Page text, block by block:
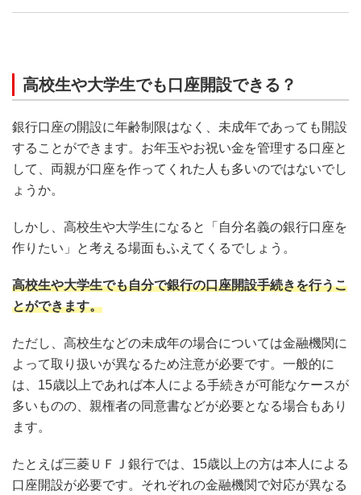
高校生や大学生でも口座開設できる？
銀行口座の開設に年齢制限はなく、未成年であっても開設
することができます。お年玉やお祝い金を管理する口座と
して、両親が口座を作ってくれた人も多いのではないでし
ょうか。
しかし、高校生や大学生になると「自分名義の銀行口座を
作りたい」と考える場面もふえてくるでしょう。
高校生や大学生でも自分で銀行の口座開設手続きを行うこ
とができます。
ただし、高校生などの未成年の場合については金融機関に
よって取り扱いが異なるため注意が必要です。一般的に
は、15歳以上であれば本人による手続きが可能なケースが
多いものの、親権者の同意書などが必要となる場合もあり
ます。
たとえば三菱ＵＦＪ銀行では、15歳以上の方は本人による
口座開設が必要です。それぞれの金融機関で対応が異なる